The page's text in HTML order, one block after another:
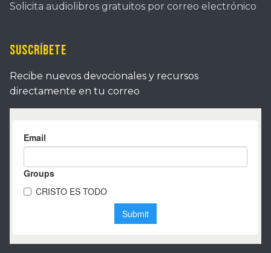
Solicita audiolibros gratuitos por correo electrónico
Suscríbete
Recibe nuevos devocionales y recursos
directamente en tu correo